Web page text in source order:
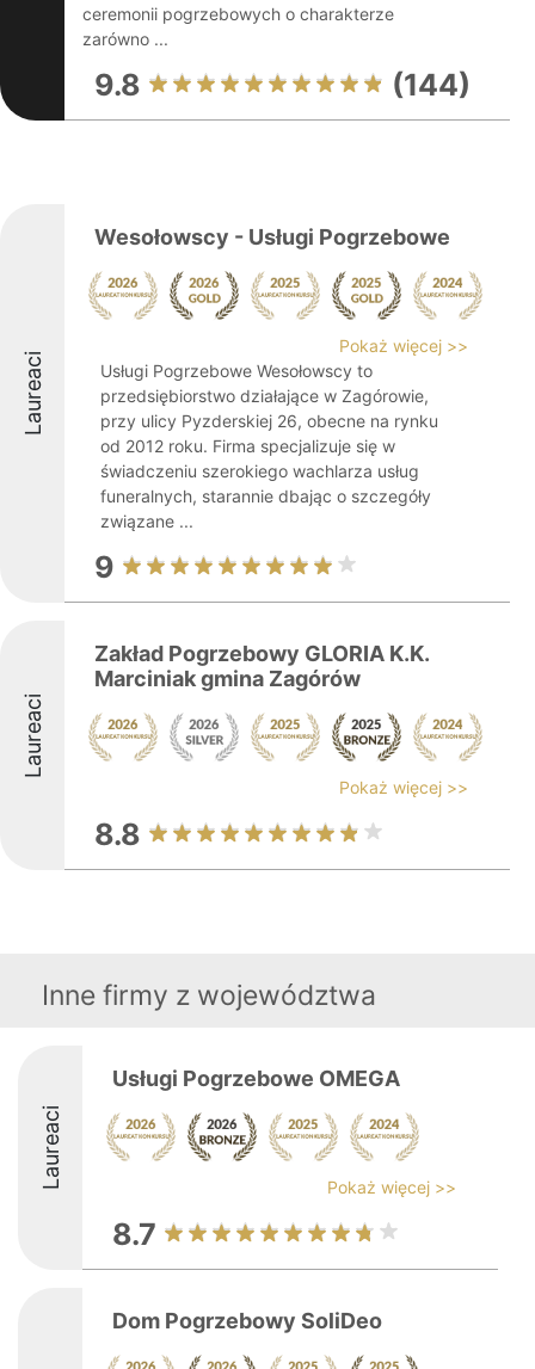
ceremonii pogrzebowych o charakterze
zarówno ...
9.8 (144)
Laureaci
Wesołowscy - Usługi Pogrzebowe
Pokaż więcej >>
Usługi Pogrzebowe Wesołowscy to
przedsiębiorstwo działające w Zagórowie,
przy ulicy Pyzderskiej 26, obecne na rynku
od 2012 roku. Firma specjalizuje się w
świadczeniu szerokiego wachlarza usług
funeralnych, starannie dbając o szczegóły
związane ...
9
Laureaci
Zakład Pogrzebowy GLORIA K.K.
Marciniak gmina Zagórów
Pokaż więcej >>
8.8
Inne firmy z województwa
Laureaci
Usługi Pogrzebowe OMEGA
Pokaż więcej >>
8.7
Dom Pogrzebowy SoliDeo